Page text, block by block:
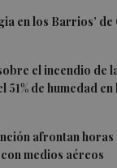
en los Barrios’
el incendio de
de humedad en
afrontan horas
medios aéreos